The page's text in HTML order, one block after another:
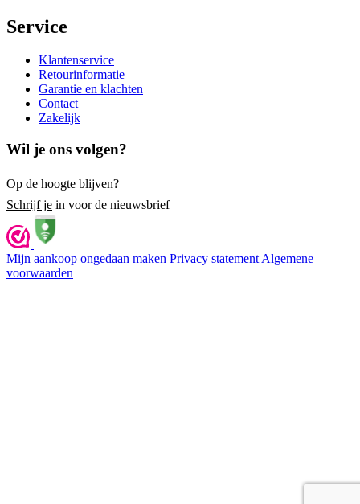
Service
Klantenservice
Retourinformatie
Garantie en klachten
Contact
Zakelijk
Wil je ons volgen?
Op de hoogte blijven?
Schrijf je in voor de nieuwsbrief
Mijn aankoop ongedaan maken Privacy statement Algemene
voorwaarden